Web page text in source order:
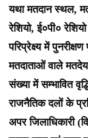
यथा मतदान स्थल,
रेशियो, ई०पी०
परिप्रेक्ष्य में
मतदाताओं वाले
संख्या में सम्भावित
राजनैतिक दलों के
अपर जिलाधिकारी